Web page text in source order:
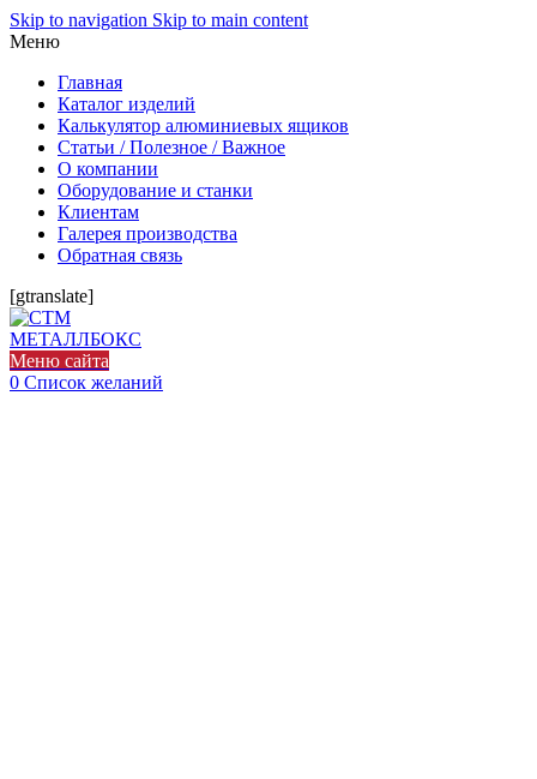
Skip to navigation Skip to main content
Меню
Главная
Каталог изделий
Калькулятор алюминиевых ящиков
Статьи / Полезное / Важное
О компании
Оборудование и станки
Клиентам
Галерея производства
Обратная связь
[gtranslate]
Меню сайта
0 Список желаний